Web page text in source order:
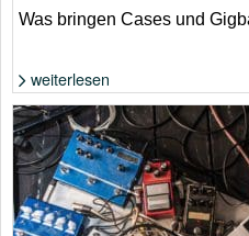
Foto: Shutterstock von Michael
Was bringen Cases und
weiterlesen